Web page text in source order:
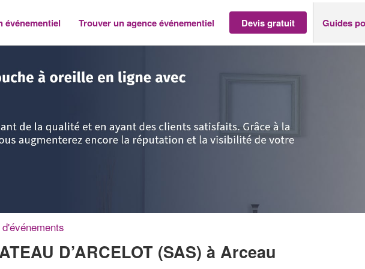
événementiel Trouver un agence événementiel Devis gratuit Guides
D’ARCELOT (SAS) à Arceau